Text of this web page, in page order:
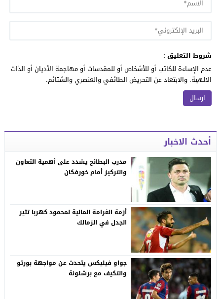
شروط التعليق :
عدم الإساءة للكاتب أو للأشخاص أو للمقدسات أو مهاجمة الأديان أو الذات
الالهية. والابتعاد عن التحريض الطائفي والعنصري والشتائم.
أحدث الاخبار
مدرب البطائح يشدد على أهمية التعاون
والتركيز أمام خورفكان
أزمة الغرامة المالية لمحمود كهربا تثير
الجدل في الزمالك
جواو فيليكس يتحدث عن مواجهة بورتو
والتكيف مع برشلونة